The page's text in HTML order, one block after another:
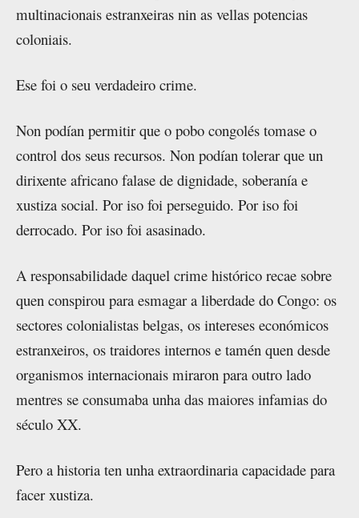
multinacionais estranxeiras nin as vellas potencias
coloniais.
Ese foi o seu verdadeiro crime.
Non podían permitir que o pobo congolés tomase o
control dos seus recursos. Non podían tolerar que un
dirixente africano falase de dignidade, soberanía e
xustiza social. Por iso foi perseguido. Por iso foi
derrocado. Por iso foi asasinado.
A responsabilidade daquel crime histórico recae sobre
quen conspirou para esmagar a liberdade do Congo: os
sectores colonialistas belgas, os intereses económicos
estranxeiros, os traidores internos e tamén quen desde
organismos internacionais miraron para outro lado
mentres se consumaba unha das maiores infamias do
século XX.
Pero a historia ten unha extraordinaria capacidade para
facer xustiza.